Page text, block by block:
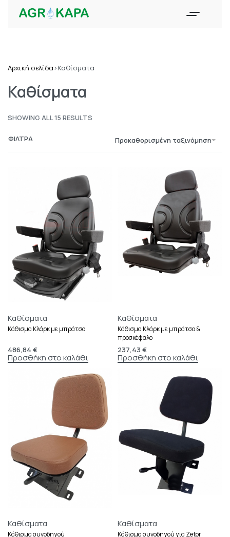
Αρχική σελίδα›Καθίσματα
Καθίσματα
SHOWING ALL 15 RESULTS
Προκαθορισμένη ταξινόμηση
ΦΙΛΤΡΑ
Καθίσματα
Κάθισμα Κλάρκ με μπράτσο
486,84 €
Προσθήκη στο καλάθι
Καθίσματα
Κάθισμα Κλάρκ με μπράτσο &
προσκέφαλο
237,43 €
Προσθήκη στο καλάθι
Καθίσματα
Κάθισμα συνοδηγού
Καθίσματα
Κάθισμα συνοδηγού για Zetor